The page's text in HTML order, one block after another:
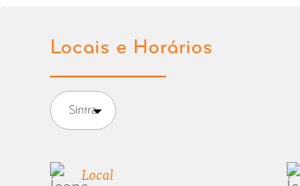
Locais e Horários
Sintra
Local